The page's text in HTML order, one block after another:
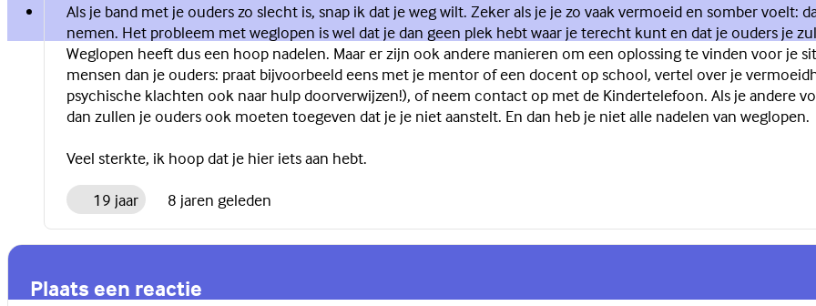
Als je band met je ouders zo slecht is, snap ik dat je weg wilt. Zeker als je je zo vaak vermoeid en somber voelt:
nemen. Het probleem met weglopen is wel dat je dan geen plek hebt waar je terecht kunt en dat je ouders je
Weglopen heeft dus een hoop nadelen. Maar er zijn ook andere manieren om een oplossing te vinden voor je
mensen dan je ouders: praat bijvoorbeeld eens met je mentor of een docent op school, vertel over je
psychische klachten ook naar hulp doorverwijzen!), of neem contact op met de Kindertelefoon. Als je andere
dan zullen je ouders ook moeten toegeven dat je je niet aanstelt. En dan heb je niet alle nadelen van weglopen.
Veel sterkte, ik hoop dat je hier iets aan hebt.
19 jaar
8 jaren geleden
Plaats een reactie